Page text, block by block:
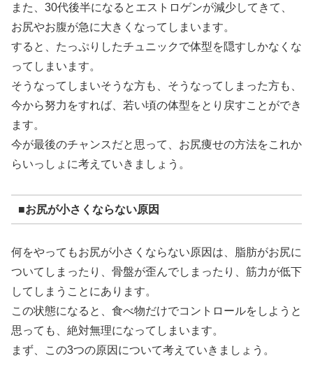
また、30代後半になるとエストロゲンが減少してきて、
お尻やお腹が急に大きくなってしまいます。
すると、たっぷりしたチュニックで体型を隠すしかなくな
ってしまいます。
そうなってしまいそうな方も、そうなってしまった方も、
今から努力をすれば、若い頃の体型をとり戻すことができ
ます。
今が最後のチャンスだと思って、お尻痩せの方法をこれか
らいっしょに考えていきましょう。
■お尻が小さくならない原因
何をやってもお尻が小さくならない原因は、脂肪がお尻に
ついてしまったり、骨盤が歪んでしまったり、筋力が低下
してしまうことにあります。
この状態になると、食べ物だけでコントロールをしようと
思っても、絶対無理になってしまいます。
まず、この3つの原因について考えていきましょう。